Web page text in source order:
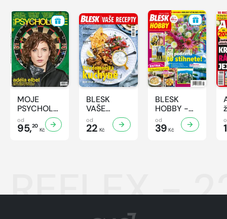
MOJE
PSYCHOLOGIE
- 8/2026
od
95,20
Kč
BLESK
VAŠE
RECEPTY -
8/2026
od
22 Kč
BLESK
HOBBY -
8/2026
od
39 Kč
REFLEX -